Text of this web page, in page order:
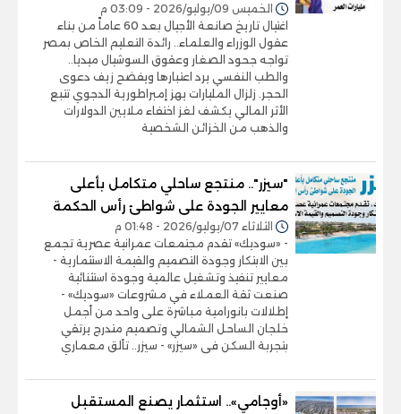
الخميس 09/يوليو/2026 - 03:09 م
اغتيال تاريخ صانعة الأجيال بعد 60 عاماً من بناء
عقول الوزراء والعلماء.. رائدة التعليم الخاص بمصر
تواجه جحود الصغار وعقوق السوشيال ميديا..
والطب النفسي يرد اعتبارها ويفضح زيف دعوى
الحجر. زلزال المليارات يهز إمبراطورية الدجوي تتبع
الأثر المالي يكشف لغز اختفاء ملايين الدولارات
والذهب من الخزائن الشخصية
"سيزر".. منتجع ساحلي متكامل بأعلى
معايير الجودة على شواطئ رأس الحكمة
الثلاثاء 07/يوليو/2026 - 01:48 م
- «سوديك» تقدم مجتمعات عمرانية عصرية تجمع
بين الابتكار وجودة التصميم والقيمة الاستثمارية -
معايير تنفيذ وتشغيل عالمية وجودة استثنائية
صنعت ثقة العملاء في مشروعات «سوديك» -
إطلالات بانورامية مباشرة على واحد من أجمل
خلجان الساحل الشمالي وتصميم متدرج يرتقي
بتجربة السكن فى «سيزر» - سيزر.. تألق معماري
«أوجامي».. استثمار يصنع المستقبل